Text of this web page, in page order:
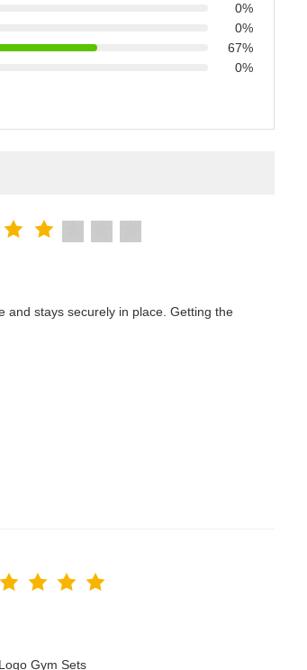
0%
0%
67%
0%
and stays securely in place. Getting the
Gym Sets